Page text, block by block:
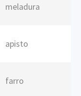
meladura
apisto
farro